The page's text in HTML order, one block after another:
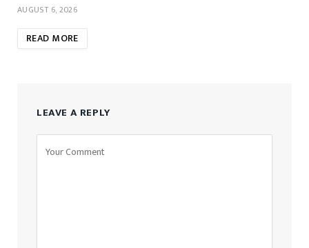
AUGUST 6, 2026
READ MORE
LEAVE A REPLY